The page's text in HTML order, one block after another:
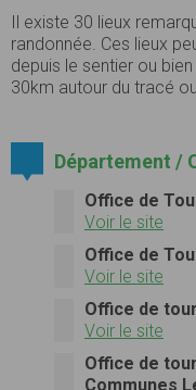
Il existe 30 lieux
randonnée. Ces lieux
depuis le sentier ou
30km autour du tracé
Département /
Office de
Voir le site
Office de
Voir le site
Office de
Voir le site
Office de
Communes